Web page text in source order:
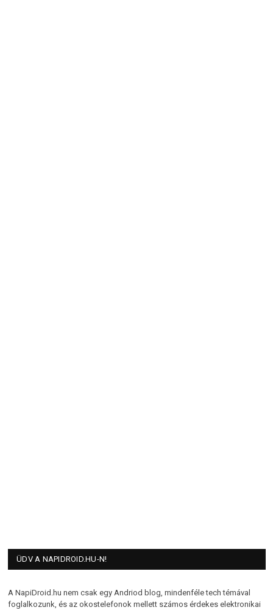
ÜDV A NAPIDROID.HU-N!
A NapiDroid.hu nem csak egy Andriod blog, mindenféle tech témával
foglalkozunk, és az okostelefonok mellett számos érdekes elektronikai